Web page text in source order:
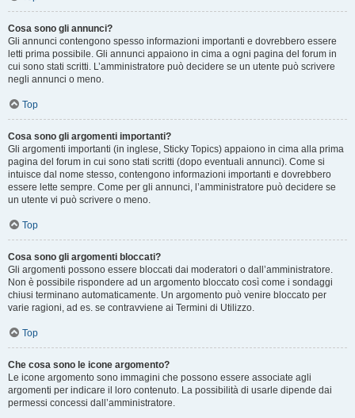
Cosa sono gli annunci?
Gli annunci contengono spesso informazioni importanti e dovrebbero essere
letti prima possibile. Gli annunci appaiono in cima a ogni pagina del forum in
cui sono stati scritti. L’amministratore può decidere se un utente può scrivere
negli annunci o meno.
Top
Cosa sono gli argomenti importanti?
Gli argomenti importanti (in inglese, Sticky Topics) appaiono in cima alla prima
pagina del forum in cui sono stati scritti (dopo eventuali annunci). Come si
intuisce dal nome stesso, contengono informazioni importanti e dovrebbero
essere lette sempre. Come per gli annunci, l’amministratore può decidere se
un utente vi può scrivere o meno.
Top
Cosa sono gli argomenti bloccati?
Gli argomenti possono essere bloccati dai moderatori o dall’amministratore.
Non è possibile rispondere ad un argomento bloccato così come i sondaggi
chiusi terminano automaticamente. Un argomento può venire bloccato per
varie ragioni, ad es. se contravviene ai Termini di Utilizzo.
Top
Che cosa sono le icone argomento?
Le icone argomento sono immagini che possono essere associate agli
argomenti per indicare il loro contenuto. La possibilità di usarle dipende dai
permessi concessi dall’amministratore.